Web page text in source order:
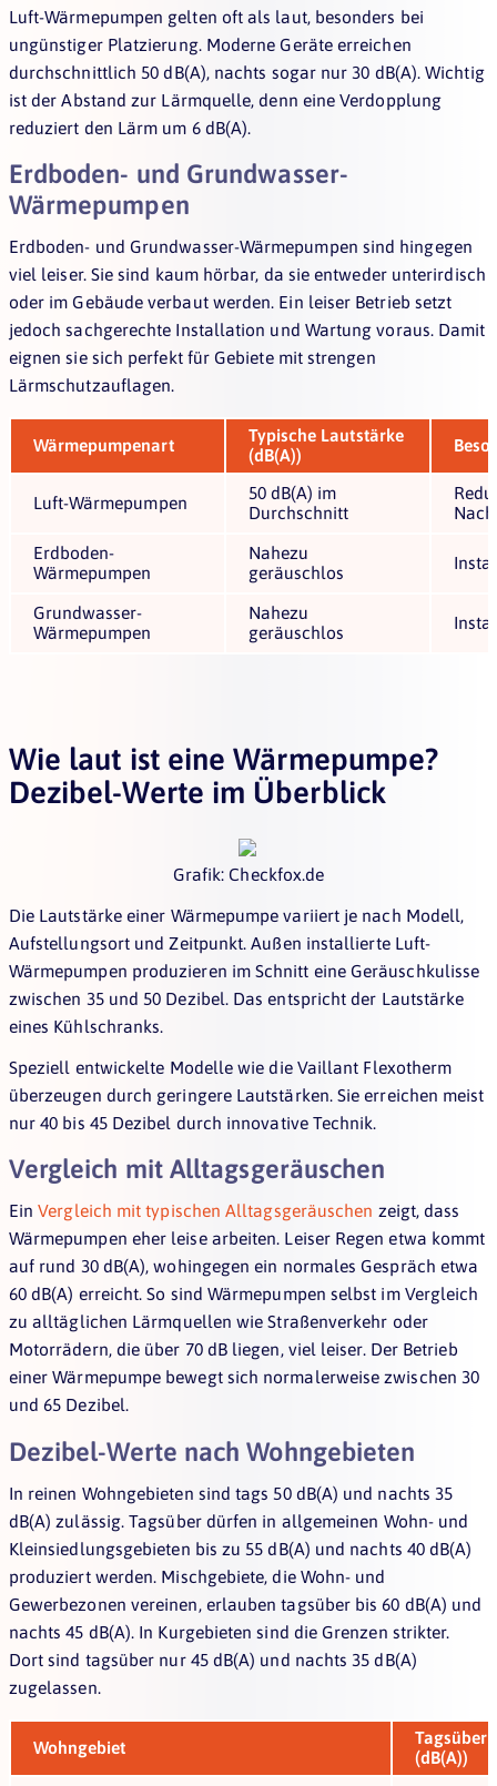
Luft-Wärmepumpen gelten oft als laut, besonders bei
ungünstiger Platzierung. Moderne Geräte erreichen
durchschnittlich 50 dB(A), nachts sogar nur 30 dB(A). Wichtig
ist der Abstand zur Lärmquelle, denn eine Verdopplung
reduziert den Lärm um 6 dB(A).
Erdboden- und Grundwasser-
Wärmepumpen
Erdboden- und Grundwasser-Wärmepumpen sind hingegen
viel leiser. Sie sind kaum hörbar, da sie entweder unterirdisch
oder im Gebäude verbaut werden. Ein leiser Betrieb setzt
jedoch sachgerechte Installation und Wartung voraus. Damit
eignen sie sich perfekt für Gebiete mit strengen
Lärmschutzauflagen.
Wärmepumpenart
Typische Lautstärke
(dB(A))
Luft-Wärmepumpen
50 dB(A) im
Durchschnitt
Erdboden-
Wärmepumpen
Nahezu
geräuschlos
Grundwasser-
Wärmepumpen
Nahezu
geräuschlos
Wie laut ist eine Wärmepumpe?
Dezibel-Werte im Überblick
Grafik: Checkfox.de
Die Lautstärke einer Wärmepumpe variiert je nach Modell,
Aufstellungsort und Zeitpunkt. Außen installierte Luft-
Wärmepumpen produzieren im Schnitt eine Geräuschkulisse
zwischen 35 und 50 Dezibel. Das entspricht der Lautstärke
eines Kühlschranks.
Speziell entwickelte Modelle wie die Vaillant Flexotherm
überzeugen durch geringere Lautstärken. Sie erreichen meist
nur 40 bis 45 Dezibel durch innovative Technik.
Vergleich mit Alltagsgeräuschen
Ein Vergleich mit typischen Alltagsgeräuschen zeigt, dass
Wärmepumpen eher leise arbeiten. Leiser Regen etwa kommt
auf rund 30 dB(A), wohingegen ein normales Gespräch etwa
60 dB(A) erreicht. So sind Wärmepumpen selbst im Vergleich
zu alltäglichen Lärmquellen wie Straßenverkehr oder
Motorrädern, die über 70 dB liegen, viel leiser. Der Betrieb
einer Wärmepumpe bewegt sich normalerweise zwischen 30
und 65 Dezibel.
Dezibel-Werte nach Wohngebieten
In reinen Wohngebieten sind tags 50 dB(A) und nachts 35
dB(A) zulässig. Tagsüber dürfen in allgemeinen Wohn- und
Kleinsiedlungsgebieten bis zu 55 dB(A) und nachts 40 dB(A)
produziert werden. Mischgebiete, die Wohn- und
Gewerbezonen vereinen, erlauben tagsüber bis 60 dB(A) und
nachts 45 dB(A). In Kurgebieten sind die Grenzen strikter.
Dort sind tagsüber nur 45 dB(A) und nachts 35 dB(A)
zugelassen.
Wohngebiet
Tagsüber
(dB(A))